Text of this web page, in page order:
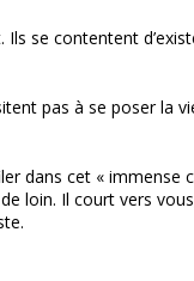
se contentent
pas à se poser la
dans cet « immense
loin. Il court vers